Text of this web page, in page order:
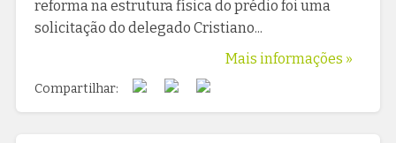
reforma na estrutura física do prédio foi uma
solicitação do delegado Cristiano...
Mais informações »
Compartilhar: